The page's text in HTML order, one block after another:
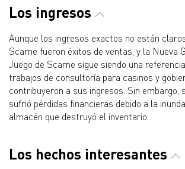
Los ingresos
Aunque los ingresos exactos no están
Scarne fueron éxitos de ventas, y la Nueva
Juego de Scarne sigue siendo una
trabajos de consultoría para casinos y
contribuyeron a sus ingresos. Sin embargo,
sufrió pérdidas financieras debido a la
almacén que destruyó el inventario.
Los hechos interesantes